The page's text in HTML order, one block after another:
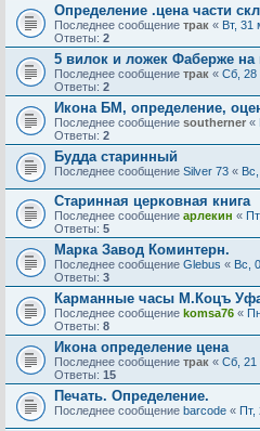
Определение .цена части
Последнее сообщение трак « Вт, 31
Ответы: 2
5 вилок и ложек Фаберже на
Последнее сообщение трак « Сб, 28
Ответы: 2
Икона БМ, определение,
Последнее сообщение southerner «
Ответы: 2
Будда старинный
Последнее сообщение Silver 73 «
Старинная церковная книга
Последнее сообщение арлекин «
Ответы: 5
Марка Завод Коминтерн.
Последнее сообщение Glebus « Вс,
Ответы: 3
Карманные часы М.Коцъ
Последнее сообщение komsa76 «
Ответы: 8
Икона определение цена
Последнее сообщение трак « Сб, 21
Ответы: 15
Печать. Определение.
Последнее сообщение barcode « Пт,